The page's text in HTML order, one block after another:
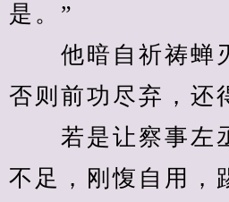
是。”
他暗自祈祷蝉刃
否则前功尽弃，还
若是让察事左
不足，刚愎自用，